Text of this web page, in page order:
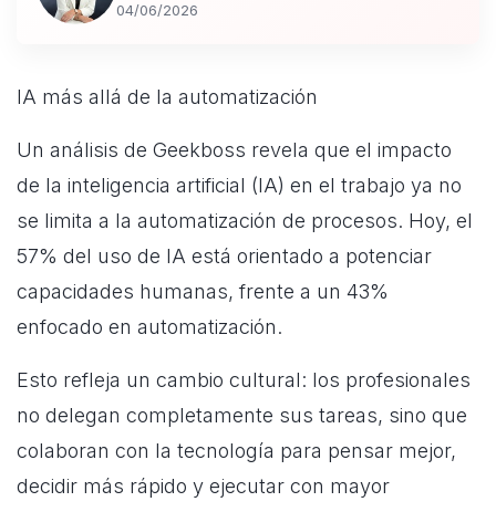
04/06/2026
IA más allá de la automatización
Un análisis de Geekboss revela que el impacto
de la inteligencia artificial (IA) en el trabajo ya no
se limita a la automatización de procesos. Hoy, el
57% del uso de IA está orientado a potenciar
capacidades humanas, frente a un 43%
enfocado en automatización.
Esto refleja un cambio cultural: los profesionales
no delegan completamente sus tareas, sino que
colaboran con la tecnología para pensar mejor,
decidir más rápido y ejecutar con mayor